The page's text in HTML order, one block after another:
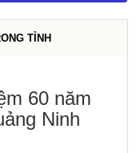
TỈNH
60 năm
Ninh